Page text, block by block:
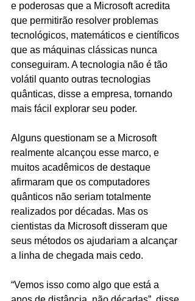
e poderosas que a Microsoft acredita
que permitirão resolver problemas
tecnológicos, matemáticos e científicos
que as máquinas clássicas nunca
conseguiram. A tecnologia não é tão
volátil quanto outras tecnologias
quânticas, disse a empresa, tornando
mais fácil explorar seu poder.
Alguns questionam se a Microsoft
realmente alcançou esse marco, e
muitos acadêmicos de destaque
afirmaram que os computadores
quânticos não seriam totalmente
realizados por décadas. Mas os
cientistas da Microsoft disseram que
seus métodos os ajudariam a alcançar
a linha de chegada mais cedo.
“Vemos isso como algo que está a